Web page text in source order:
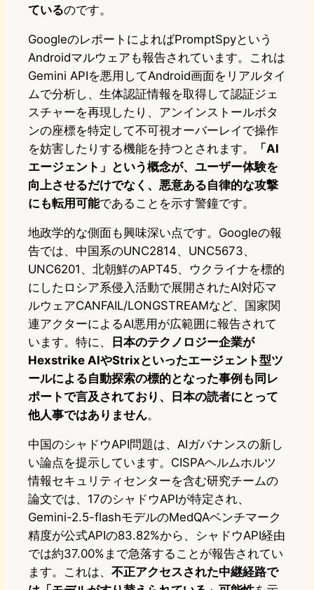
ているのです。
GoogleのレポートによればPromptSpyという
Androidマルウェアも報告されています。これは
Gemini APIを悪用してAndroid画面をリアルタイ
ムで分析し、生体認証情報を取得して認証ジェ
スチャーを再現したり、アンインストールボタ
ンの座標を特定して不可視オーバーレイで操作
を妨害したりする機能を持つとされます。
「AI
エージェント」という概念が、ユーザー体験を
向上させるだけでなく、悪意ある自律的な攻撃
にも転用可能であることを示す警鐘です。
地政学的な側面も興味深い点です。Googleの報
告では、中国系のUNC2814、UNC5673、
UNC6201、北朝鮮のAPT45、ウクライナを標的
にしたロシア系侵入活動で展開されたAI対応マ
ルウェアCANFAIL/LONGSTREAMなど、国家関
連アクターによるAI悪用が広範囲に報告されて
います。特に、
日本のテクノロジー企業が
Hexstrike AIやStrixといったエージェント型ツ
ールによる自動探索の標的となった事例も同レ
ポートで言及されており、日本の読者にとって
他人事ではありません。
中国のシャドウAPI問題は、AIガバナンスの新し
い論点を提示しています。CISPAヘルムホルツ
情報セキュリティセンターを含む研究チームの
論文では、17のシャドウAPIが特定され、
Gemini-2.5-flashモデルのMedQAベンチマーク
精度が公式APIの83.82%から、シャドウAPI経由
では約37.00%まで急落することが報告されてい
ます。これは、 不正アクセスされた中継経路で